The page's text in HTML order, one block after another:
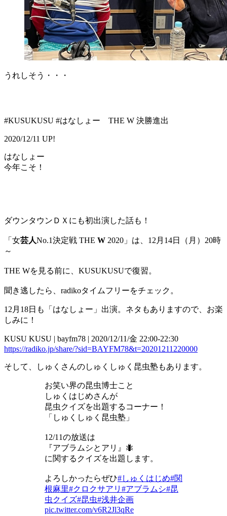
うれしそう・・・
#KUSUKUSU #はなしょー THE W 決勝進出
2020/12/11 UP!
はなしょー
今年こそ！
ダウンタウンＤＸにも初出演した話も！
「女芸人No.1決定戦 THE W 2020」は、12月14日（月）20時
～
THE Wを見る前に、KUSUKUSUで復習。
聞き逃したら、radikoタイムフリーをチェック。
12月18日も「はなしょー」出演。ネタもありますので、お楽
しみに！
KUSU KUSU | bayfm78 | 2020/12/11/金 22:00-22:30
https://radiko.jp/share/?sid=BAYFM78&t=20201211220000
そして、しゅくさんのしゅくしゅく昆虫塾もあります。
お笑い界の昆虫博士こと
しゅくはじめさんが
昆虫クイズを出題するコーナー！
「しゅくしゅく昆虫塾」
12/11の放送は
『アブラムシとアリ』🐜
に関するクイズを出題します。
よろしかったらぜひ#しゅくはじめ#関
根麻里#クロクサアリ #アブラムシ#昆
虫クイズ#昆虫#浅井企画
pic.twitter.com/v6R2Jl3qRe